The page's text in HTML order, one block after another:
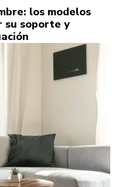
los modelos
su soporte y